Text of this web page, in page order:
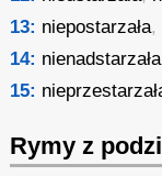
13: niepostarzała,
14: nienadstarzała
15:
Rymy z